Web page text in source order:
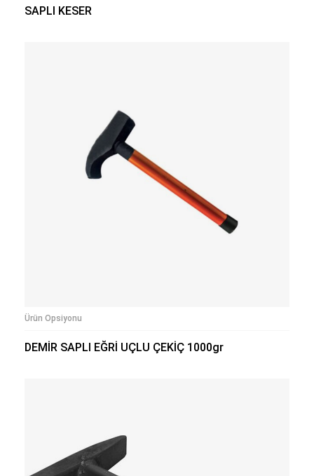
SAPLI KESER
Ürün Opsiyonu
DEMİR SAPLI EĞRİ UÇLU ÇEKİÇ 1000gr